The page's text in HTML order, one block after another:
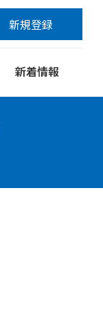
新着情報
新規登録